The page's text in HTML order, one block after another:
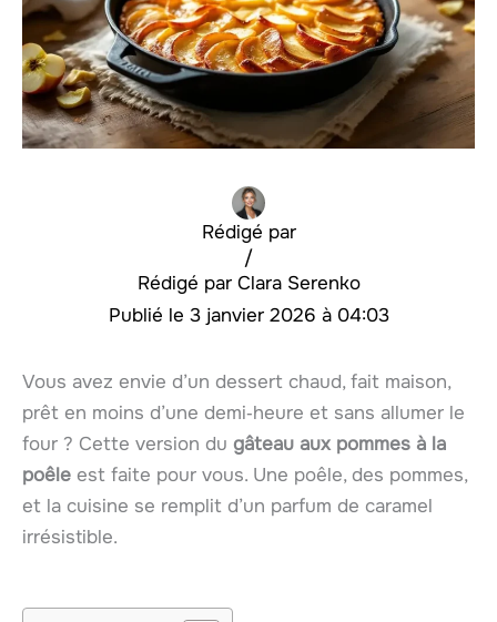
Rédigé par
Clara Serenko
/
3 janvier 2026 à 04:03
Vous avez envie d’un dessert chaud, fait maison,
prêt en moins d’une demi‑heure et sans allumer le
four ? Cette version du gâteau aux pommes à la
poêle est faite pour vous. Une poêle, des pommes,
et la cuisine se remplit d’un parfum de caramel
irrésistible.